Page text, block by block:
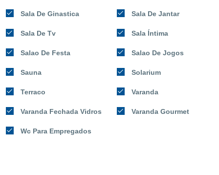
Sala De Ginastica Sala De Jantar
Sala De Tv Sala Íntima
Salao De Festa Salao De Jogos
Sauna Solarium
Terraco Varanda
Varanda Fechada Vidros Varanda Gourmet
Wc Para Empregados